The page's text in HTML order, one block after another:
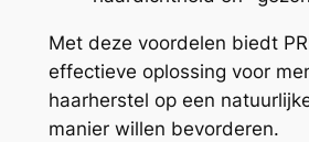
Met deze voordelen biedt
effectieve oplossing voor
haarherstel op een
manier willen bevorderen.